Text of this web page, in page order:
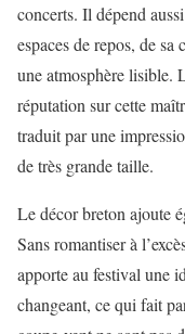
concerts. Il dépend
espaces de repos, de
une atmosphère lisible.
réputation sur cette
traduit par une
de très grande taille.
Le décor breton ajoute
Sans romantiser à
apporte au festival une
changeant, ce qui fait